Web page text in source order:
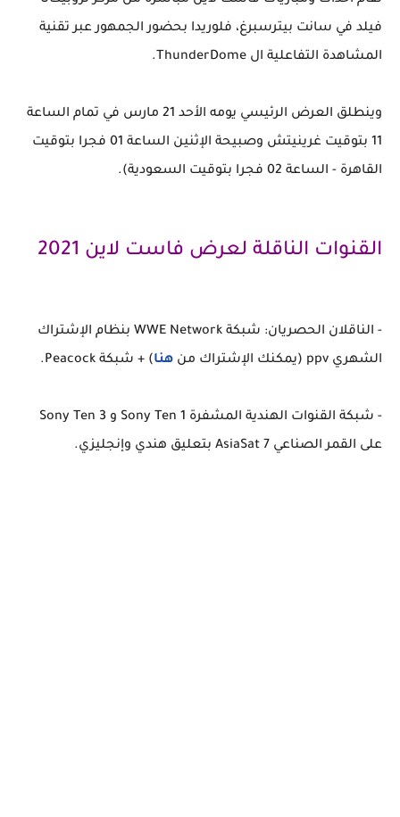
فيلد في سانت بيترسبرغ، فلوريدا بحضور الجمهور عبر تقنية
المشاهدة التفاعلية ال ThunderDome.
وينطلق العرض الرئيسي يومه الأحد 21 مارس في تمام الساعة
11 بتوقيت غرينيتش وصبيحة الإثنين الساعة 01 فجرا بتوقيت
القاهرة - الساعة 02 فجرا بتوقيت السعودية).
القنوات الناقلة لعرض فاست لاين 2021
- الناقلان الحصريان: شبكة WWE Network بنظام الإشتراك
الشهري ppv (يمكنك الإشتراك من
هنا) + شبكة Peacock.
- شبكة القنوات الهندية المشفرة Sony Ten 1 و Sony Ten 3
على القمر الصناعي AsiaSat 7 بتعليق هندي وإنجليزي.